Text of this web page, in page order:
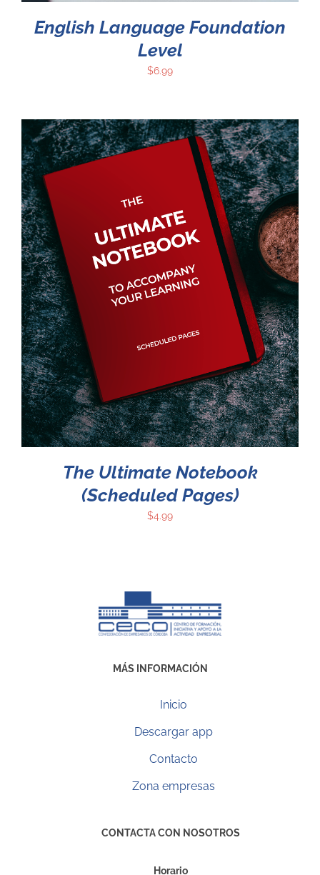
English Language Foundation
Level
$6.99
The Ultimate Notebook
(Scheduled Pages)
$4.99
MÁS INFORMACIÓN
Inicio
Descargar app
Contacto
Zona empresas
CONTACTA CON NOSOTROS
Horario